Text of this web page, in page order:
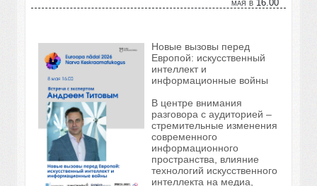
мая в 16.00
Новые вызовы перед
Европой: искусственный
интеллект и
информационные войны
В центре внимания
разговора с аудиторией –
стремительные изменения
современного
информационного
пространства, влияние
технологий искусственного
интеллекта на медиа,